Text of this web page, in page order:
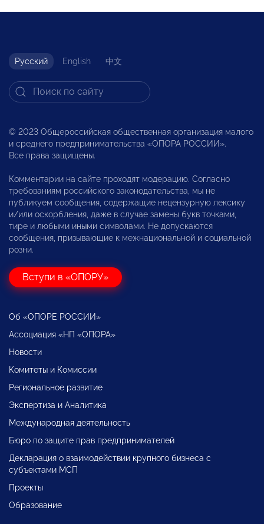
Русский English 中文
© 2023 Общероссийская общественная организация малого
и среднего предпринимательства «ОПОРА РОССИИ».
Все права защищены.
Комментарии на сайте проходят модерацию. Согласно
требованиям российского законодательства, мы не
публикуем сообщения, содержащие нецензурную лексику
и/или оскорбления, даже в случае замены букв точками,
тире и любыми иными символами. Не допускаются
сообщения, призывающие к межнациональной и социальной
розни.
Вступи в «ОПОРУ»
Об «ОПОРЕ РОССИИ»
Ассоциация «НП «ОПОРА»
Новости
Комитеты и Комиссии
Региональное развитие
Экспертиза и Аналитика
Международная деятельность
Бюро по защите прав предпринимателей
Декларация о взаимодействии крупного бизнеса с
субъектами МСП
Проекты
Образование